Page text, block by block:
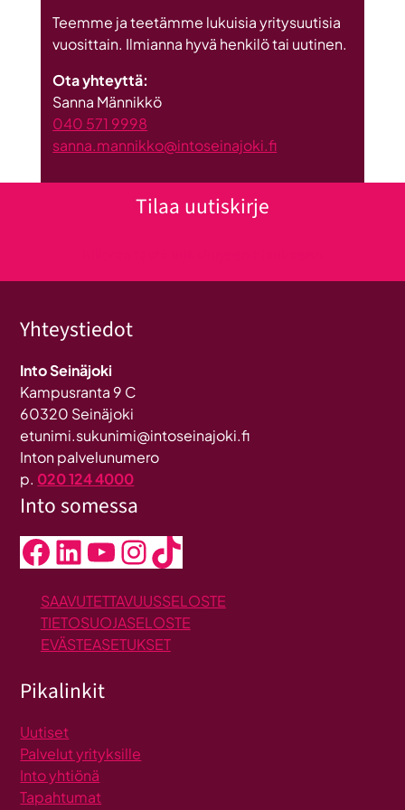
Teemme ja teetämme lukuisia yritysuutisia
vuosittain. Ilmianna hyvä henkilö tai uutinen.
Ota yhteyttä:
Sanna Männikkö
040 571 9998
sanna.mannikko@intoseinajoki.fi
Tilaa uutiskirje
Yhteystiedot
Into Seinäjoki
Kampusranta 9 C
60320 Seinäjoki
etunimi.sukunimi@intoseinajoki.fi
Inton palvelunumero
p. 020 124 4000
Into somessa
Facebook LinkedIn YouTube InstagramTikTok
SAAVUTETTAVUUSSELOSTE
TIETOSUOJASELOSTE
EVÄSTEASETUKSET
Pikalinkit
Uutiset
Palvelut yrityksille
Into yhtiönä
Tapahtumat